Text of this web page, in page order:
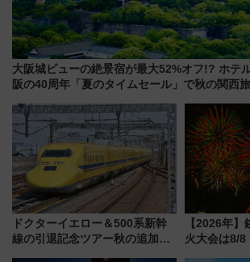
大阪城ビューの絶景宿が最大52%オフ!? ホテ
阪の40周年「夏のタイムセール」で秋の関西
ドクターイエロー＆500系新幹
線の引退記念ツアー秋の追加企
【2026年
火大会は8/8